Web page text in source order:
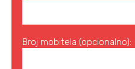
Broj mobitela (opcionalno):